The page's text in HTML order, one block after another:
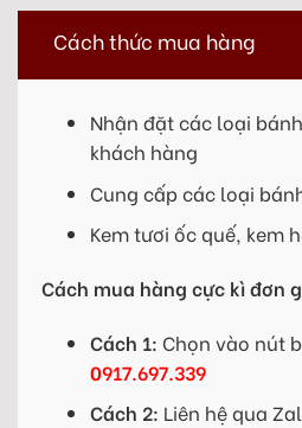
Cách thức mua hàng
Nhận đặt các loại
khách hàng
Cung cấp các loại
Kem tươi ốc quế, kem
Cách mua hàng cực kì đơn
Cách 1: Chọn vào nút
0917.697.339
Cách 2: Liên hệ qua